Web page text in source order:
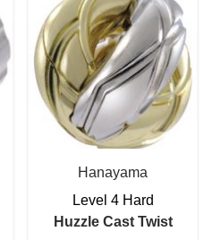
Hanayama
Level 4 Hard
Huzzle Cast Twist